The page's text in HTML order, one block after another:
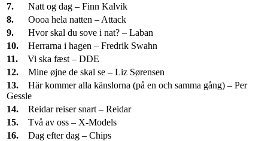
7.
Natt og dag – Finn Kalvik
8.
Oooa hela natten – Attack
9.
Hvor skal du sove i nat? – Laban
10. Herrarna i hagen – Fredrik Swahn
11. Vi ska fæst – DDE
12. Mine øjne de skal se – Liz Sørensen
13.
Här kommer alla känslorna (på en och samma gång) – Per
Gessle
14. Reidar reiser snart – Reidar
15. Två av oss – X-Models
16. Dag efter dag – Chips